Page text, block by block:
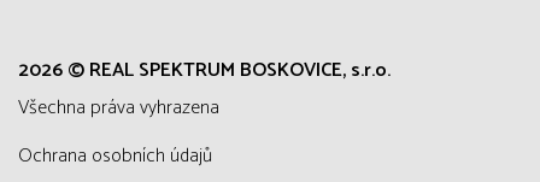
2026 © REAL SPEKTRUM BOSKOVICE, s.r.o.
všechna práva vyhrazena
Ochrana osobních údajů